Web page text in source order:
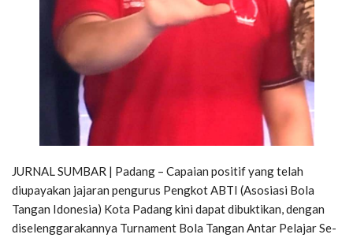
JURNAL SUMBAR | Padang – Capaian positif yang telah
diupayakan jajaran pengurus Pengkot ABTI (Asosiasi Bola
Tangan Idonesia) Kota Padang kini dapat dibuktikan, dengan
diselenggarakannya Turnament Bola Tangan Antar Pelajar Se-